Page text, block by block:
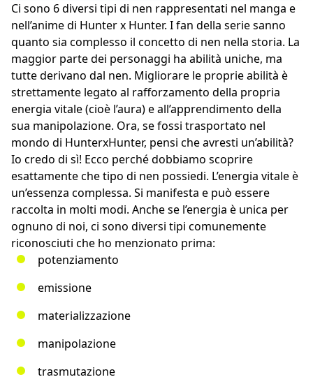
Ci sono 6 diversi tipi di nen rappresentati nel manga e
nell’anime di Hunter x Hunter. I fan della serie sanno
quanto sia complesso il concetto di nen nella storia. La
maggior parte dei personaggi ha abilità uniche, ma
tutte derivano dal nen. Migliorare le proprie abilità è
strettamente legato al rafforzamento della propria
energia vitale (cioè l’aura) e all’apprendimento della
sua manipolazione. Ora, se fossi trasportato nel
mondo di HunterxHunter, pensi che avresti un’abilità?
Io credo di sì! Ecco perché dobbiamo scoprire
esattamente che tipo di nen possiedi. L’energia vitale è
un’essenza complessa. Si manifesta e può essere
raccolta in molti modi. Anche se l’energia è unica per
ognuno di noi, ci sono diversi tipi comunemente
riconosciuti che ho menzionato prima:
potenziamento
emissione
materializzazione
manipolazione
trasmutazione